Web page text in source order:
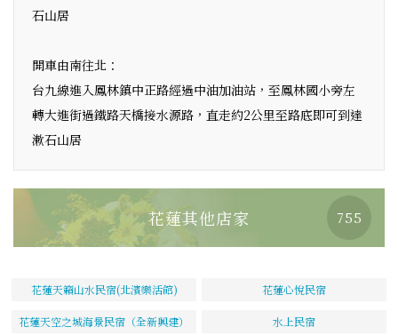
石山居
開車由南往北：
台九線進入鳳林鎮中正路經過中油加油站，至鳳林國小旁左
轉大進街過鐵路天橋接水源路，直走約2公里至路底即可到達
漱石山居
花蓮其他店家 755
花蓮天籟山水民宿(北濱樂活館) 花蓮心悅民宿
花蓮天空之城海景民宿（全新興建） 水上民宿